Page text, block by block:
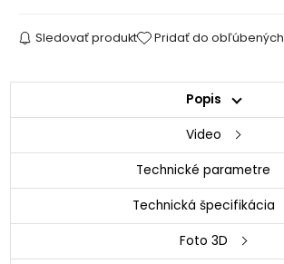
Sledovať produkt Pridať do obľúbených
Popis
Video
Technické parametre
Technická špecifikácia
Foto 3D